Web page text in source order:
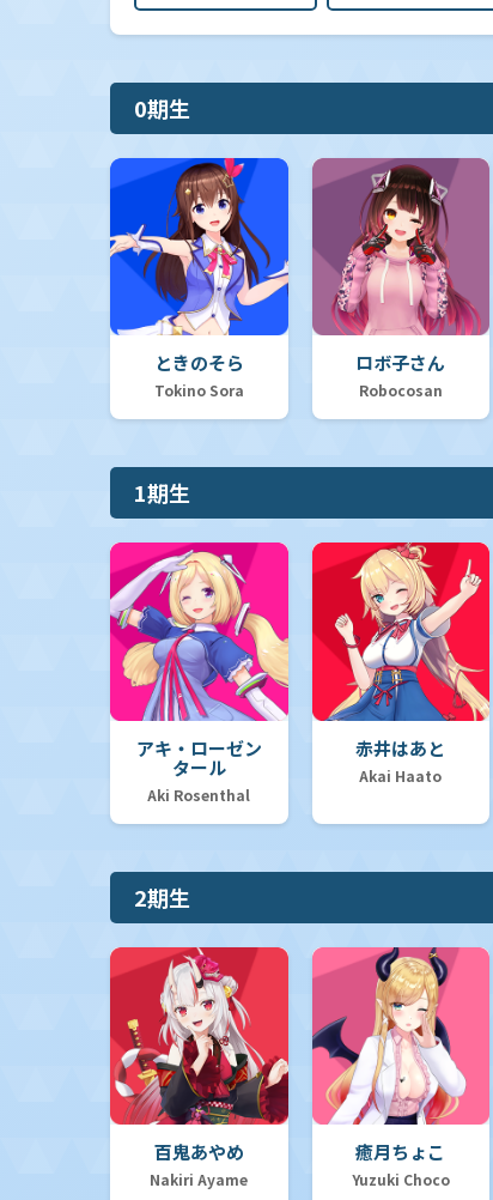
0期生
ときのそら
Tokino Sora
ロボ子さん
Robocosan
1期生
アキ・ローゼン
タール
Aki Rosenthal
赤井はあと
Akai Haato
2期生
百鬼あやめ
Nakiri Ayame
癒月ちょこ
Yuzuki Choco